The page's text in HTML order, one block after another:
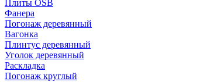
Плиты OSB
Фанера
Погонаж деревянный
Вагонка
Плинтус деревянный
Уголок деревянный
Раскладка
Погонаж круглый